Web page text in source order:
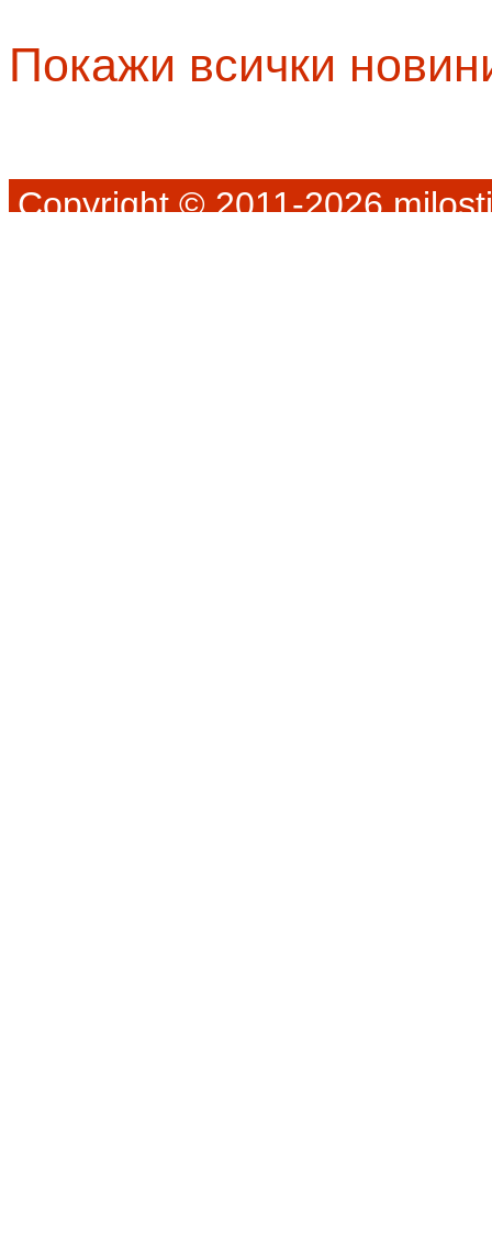
Покажи всички
Copyright © 2011-2026